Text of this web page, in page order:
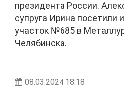
президента России.
супруга Ирина посетили
участок №685 в
Челябинска.
08.03.2024 18:18